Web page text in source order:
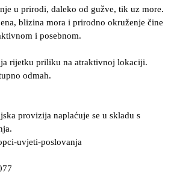
u prirodi, daleko od gužve, tik uz more.
blizina mora i prirodno okruženje čine
i posebnom.
rijetku priliku na atraktivnoj lokaciji.
odmah.
provizija naplaćuje se u skladu s
uvjeti-poslovanja